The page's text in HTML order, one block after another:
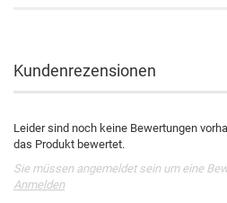
Kundenrezensionen
Leider sind noch keine Bewertungen
das Produkt bewertet.
Sie müssen angemeldet sein um eine
Anmelden